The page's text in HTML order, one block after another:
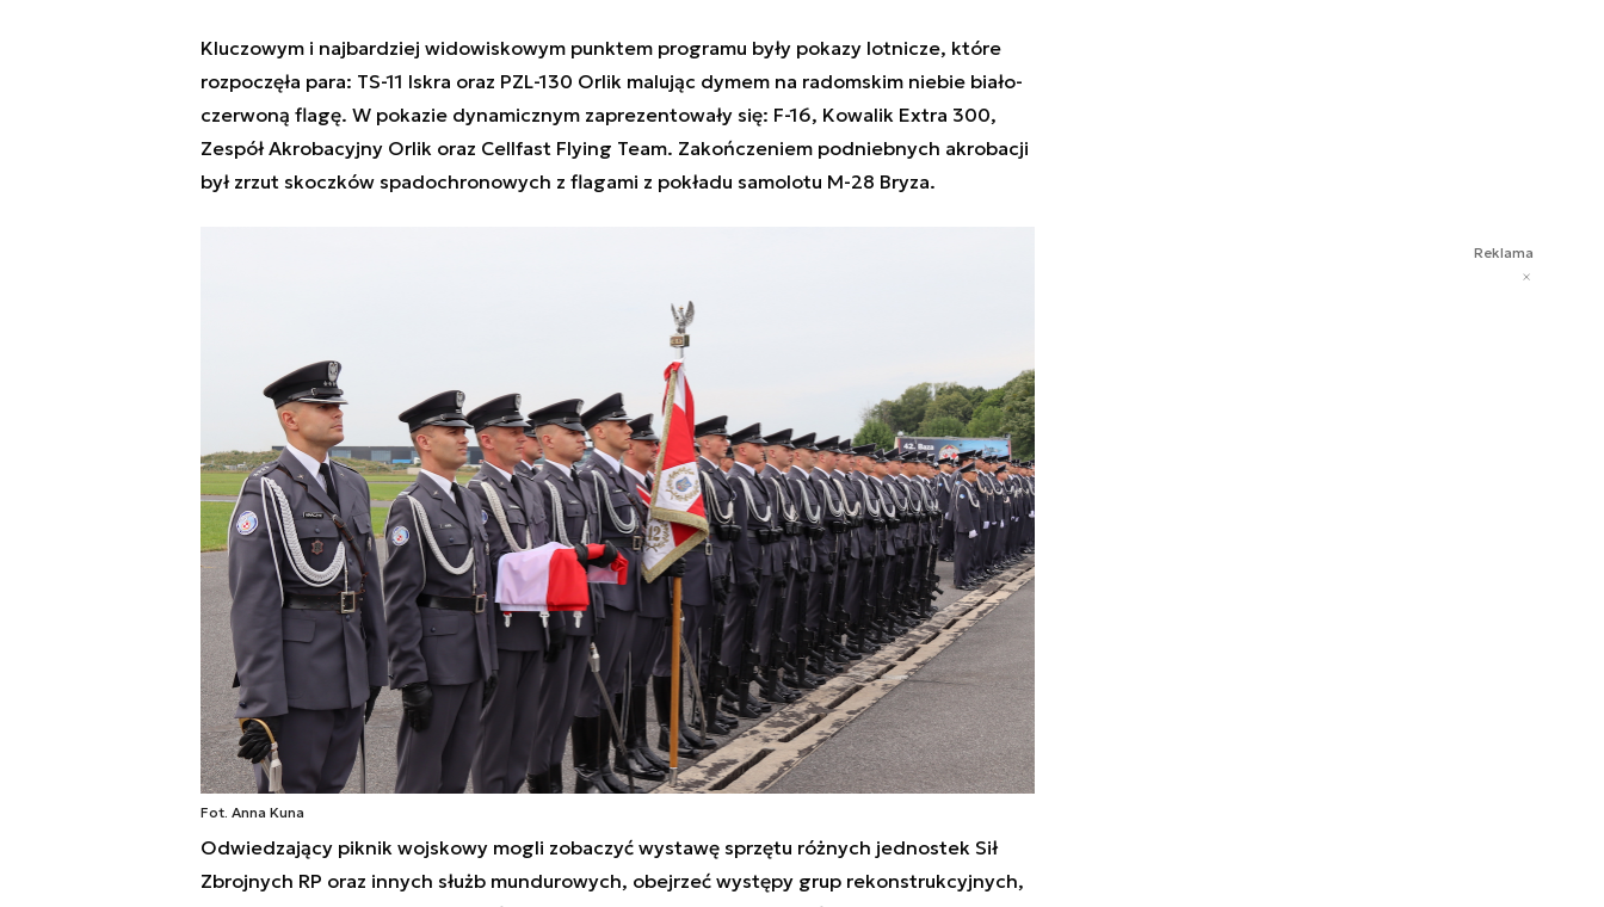
Kluczowym i najbardziej widowiskowym punktem programu były pokazy lotnicze, które
rozpoczęła para: TS-11 Iskra oraz PZL-130 Orlik malując dymem na radomskim niebie biało-
czerwoną flagę. W pokazie dynamicznym zaprezentowały się: F-16, Kowalik Extra 300,
Zespół Akrobacyjny Orlik oraz Cellfast Flying Team. Zakończeniem podniebnych akrobacji
był zrzut skoczków spadochronowych z flagami z pokładu samolotu M-28 Bryza.
Fot. Anna Kuna
Odwiedzający piknik wojskowy mogli zobaczyć wystawę sprzętu różnych jednostek Sił
Zbrojnych RP oraz innych służb mundurowych, obejrzeć występy grup rekonstrukcyjnych,
Reklama